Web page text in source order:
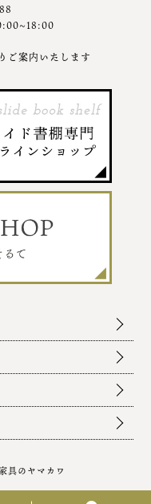
ご案内いたします
具のヤマカワ